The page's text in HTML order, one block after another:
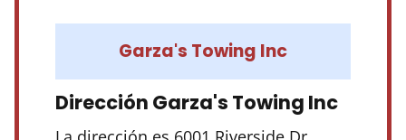
Garza's Towing Inc
Dirección Garza's Towing Inc